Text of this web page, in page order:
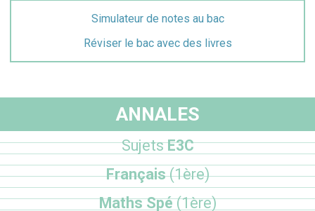
Simulateur de notes au bac
Réviser le bac avec des livres
ANNALES
SujetsE3C
Français(1ère)
Maths Spé(1ère)